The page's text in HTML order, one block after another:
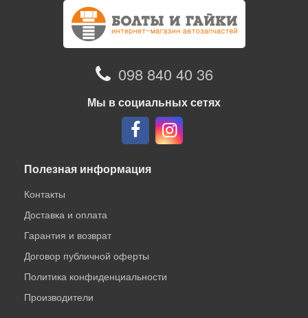
098 840 40 36
Мы в социальных сетях
Полезная информация
Контакты
Доставка и оплата
Гарантия и возврат
Договор публичной оферты
Политика конфиденциальности
Производители